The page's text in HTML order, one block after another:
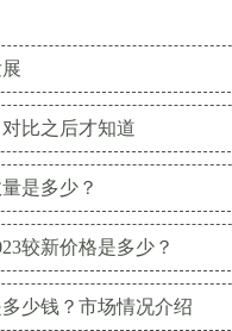
比之后才知道
是多少？
较新价格是多少？
少钱？市场情况介绍